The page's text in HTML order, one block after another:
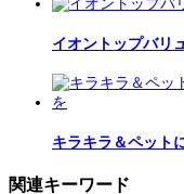
イオントップバリ
キラキラ＆ペット
関連キーワード